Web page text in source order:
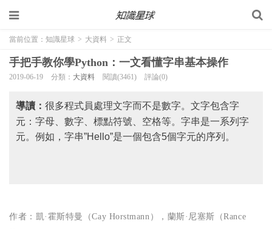
當前位置： 知識星球 > 大資料 > 正文
手把手教你學Python：一文看懂字串基本操作
2019-06-19 分類： 大資料 閱讀(3461) 評論(0)
導讀： 很多程式員處理文字而不是數字。文字包含字
元：字母、數字、標點符號、空格等。字串是一系列字
元。例如，字串”Hello”是一個包含5個字元的序列。
作者：凱·霍斯特曼（Cay Horstmann），蘭斯·尼塞斯（Rance